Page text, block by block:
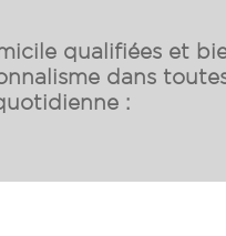
qualifiées et
dans
: